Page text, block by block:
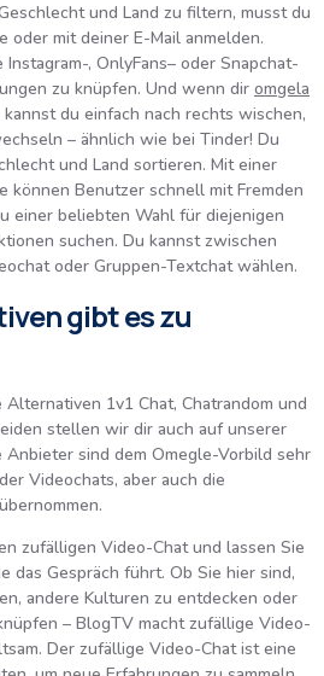
und Land zu filtern, musst du
oder mit deiner E-Mail anmelden.
, OnlyFans– oder Snapchat-
zu knüpfen. Und wenn dir omgela
du einfach nach rechts wischen,
– ähnlich wie bei Tinder! Du
und Land sortieren. Mit einer
können Benutzer schnell mit Fremden
einer beliebten Wahl für diejenigen
suchen. Du kannst zwischen
oder Gruppen-Textchat wählen.
gibt es zu
1v1 Chat, Chatrandom und
stellen wir dir auch auf unserer
Anbieter sind dem Omegle-Vorbild sehr
Videochats, aber auch die
zufälligen Video-Chat und lassen Sie
das Gespräch führt. Ob Sie hier sind,
andere Kulturen zu entdecken oder
– BlogTV macht zufällige Video-
Der zufällige Video-Chat ist eine